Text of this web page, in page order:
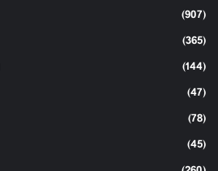
(907)
(365)
(144)
(47)
(78)
(45)